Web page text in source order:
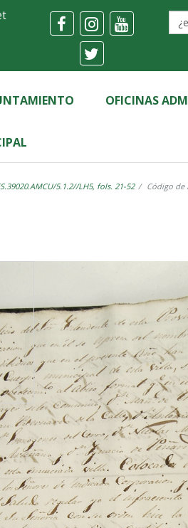
OFICINAS
5.1.2//LH5, fols. 21-52 Código de